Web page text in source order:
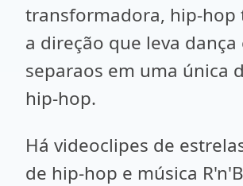
transformadora, hip-hop
a direção que leva dança
separaos em uma única
hip-hop.
Há videoclipes de
de hip-hop e música